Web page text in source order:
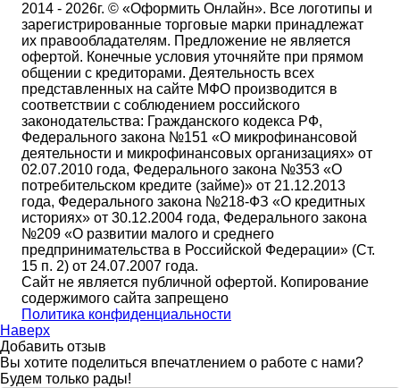
2014 - 2026г. © «Оформить Онлайн». Все логотипы и
зарегистрированные торговые марки принадлежат
их правообладателям. Предложение не является
офертой. Конечные условия уточняйте при прямом
общении с кредиторами. Деятельность всех
представленных на сайте МФО производится в
соответствии с соблюдением российского
законодательства: Гражданского кодекса РФ,
Федерального закона №151 «О микрофинансовой
деятельности и микрофинансовых организациях» от
02.07.2010 года, Федерального закона №353 «О
потребительском кредите (займе)» от 21.12.2013
года, Федерального закона №218-ФЗ «О кредитных
историях» от 30.12.2004 года, Федерального закона
№209 «О развитии малого и среднего
предпринимательства в Российской Федерации» (Ст.
15 п. 2) от 24.07.2007 года.
Сайт не является публичной офертой. Копирование
содержимого сайта запрещено
Политика конфиденциальности
Наверх
Добавить отзыв
Вы хотите поделиться впечатлением о работе с нами?
Будем только рады!